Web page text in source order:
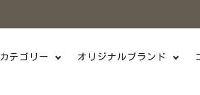
カテゴリー オリジナルブランド